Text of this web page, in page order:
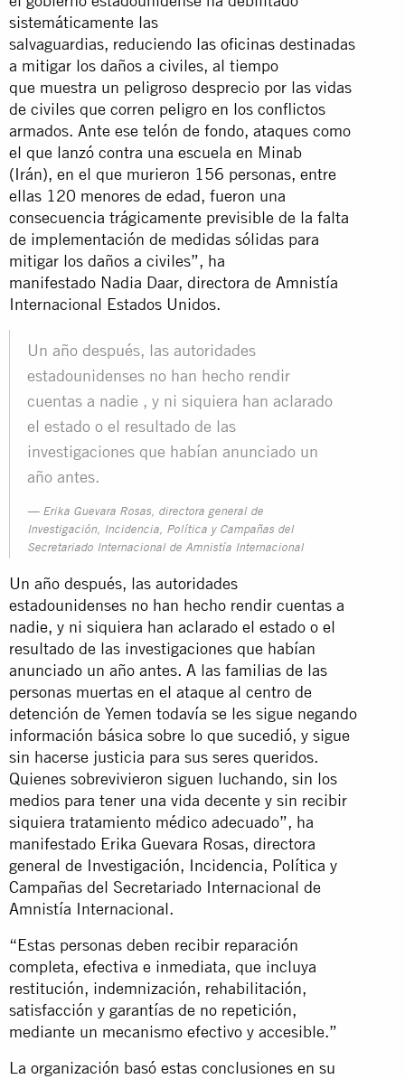
sistemáticamente las
salvaguardias, reduciendo las oficinas destinadas
a mitigar los daños a civiles, al tiempo
que muestra un peligroso desprecio por las vidas
de civiles que corren peligro en los conflictos
armados. Ante ese telón de fondo, ataques como
el que lanzó contra una escuela en Minab
(Irán), en el que murieron 156 personas, entre
ellas 120 menores de edad, fueron una
consecuencia trágicamente previsible de la falta
de implementación de medidas sólidas para
mitigar los daños a civiles”, ha
manifestado Nadia Daar, directora de Amnistía
Internacional Estados Unidos.
Un año después, las autoridades
estadounidenses no han hecho rendir
cuentas a nadie , y ni siquiera han aclarado
el estado o el resultado de las
investigaciones que habían anunciado un
año antes.
Erika Guevara Rosas, directora general de
Investigación, Incidencia, Política y Campañas del
Secretariado Internacional de Amnistía Internacional
Un año después, las autoridades
estadounidenses no han hecho rendir cuentas a
nadie, y ni siquiera han aclarado el estado o el
resultado de las investigaciones que habían
anunciado un año antes. A las familias de las
personas muertas en el ataque al centro de
detención de Yemen todavía se les sigue negando
información básica sobre lo que sucedió, y sigue
sin hacerse justicia para sus seres queridos.
Quienes sobrevivieron siguen luchando, sin los
medios para tener una vida decente y sin recibir
siquiera tratamiento médico adecuado”, ha
manifestado Erika Guevara Rosas, directora
general de Investigación, Incidencia, Política y
Campañas del Secretariado Internacional de
Amnistía Internacional.
“Estas personas deben recibir reparación
completa, efectiva e inmediata, que incluya
restitución, indemnización, rehabilitación,
satisfacción y garantías de no repetición,
mediante un mecanismo efectivo y accesible.”
La organización basó estas conclusiones en su